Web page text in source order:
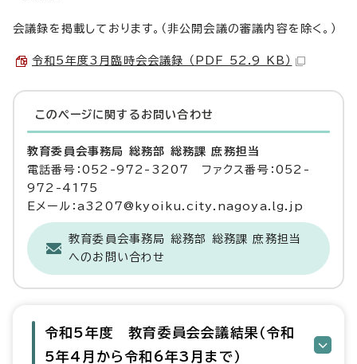
会議録を掲載しております。（非公開会議の審議内容を除く。）
令和5年度3月臨時会会議録 （PDF 52.9 KB）
このページに関する お問い合わせ
教育委員会事務局 総務部 総務課 庶務担当
電話番号：052-972-3207 ファクス番号：052-
972-4175
Eメール：a3207@kyoiku.city.nagoya.lg.jp
教育委員会事務局 総務部 総務課 庶務担当
へのお問い合わせ
令和5年度 教育委員会会議結果（令和
5年4月から令和6年3月まで）